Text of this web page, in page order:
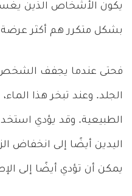
يكون الأشخاص الذين
بشكل متكرر هم أكثر عرضة
فحتى عندما يجفف الشخص
الجلد. وعند تبخر هذا
الطبيعية. وقد يؤدي
اليدين أيضًا إلى انخفاض
يمكن أن تؤدي أيضًا إلى